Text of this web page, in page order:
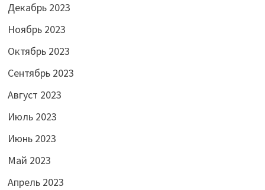
Декабрь 2023
Ноябрь 2023
Октябрь 2023
Сентябрь 2023
Август 2023
Июль 2023
Июнь 2023
Май 2023
Апрель 2023